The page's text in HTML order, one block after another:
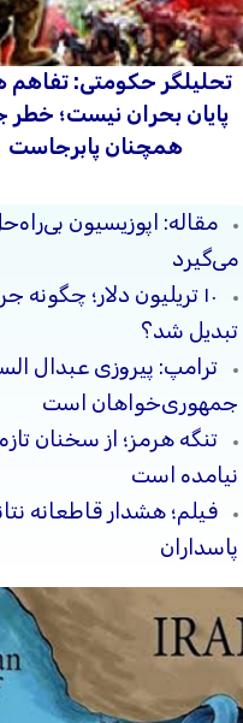
تحلیلگر حکومتی: تفاهم
پایان بحران نیست؛
همچنان پابرجاست
مقاله: اپوزیسیون
می‌گیرد
۱۰ تریلیون دلار؛
تبدیل شد؟
ترامپ: پیروزی عبدال
جمهوری‌خواهان است
تنگه هرمز؛ از سخنان
نیامده است
فیلم؛ هشدار قاطعانه
پاسداران